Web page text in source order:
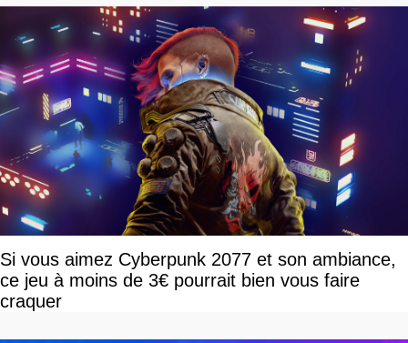
Si vous aimez Cyberpunk 2077 et son ambiance,
ce jeu à moins de 3€ pourrait bien vous faire
craquer